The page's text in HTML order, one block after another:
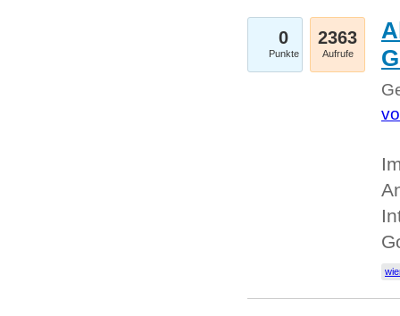
0
Punkte
2363
Aufrufe